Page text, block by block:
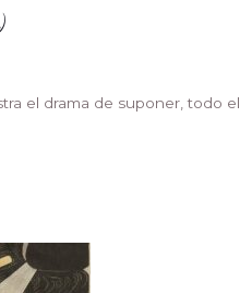
el drama de suponer, todo el